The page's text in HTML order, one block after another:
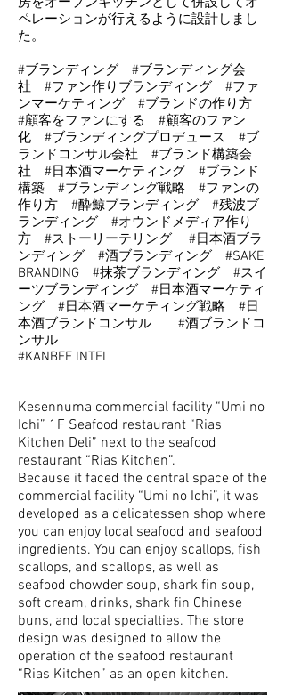
ペレーションが行えるように設計しまし
た。
#ブランディング #ブランディング会
社 #ファン作りブランディング #ファ
ンマーケティング #ブランドの作り方
#顧客をファンにする #顧客のファン
化 #ブランディングプロデュース #ブ
ランドコンサル会社 #ブランド構築会
社 #日本酒マーケティング #ブランド
構築 #ブランディング戦略 #ファンの
作り方 #酔鯨ブランディング #残波ブ
ランディング #オウンドメディア作り
方 #ストーリーテリング #日本酒ブラ
ンディング #酒ブランディング #SAKE
BRANDING #抹茶ブランディング #スイ
ーツブランディング #日本酒マーケティ
ング #日本酒マーケティング戦略 #日
本酒ブランドコンサル #酒ブランドコ
ンサル
#KANBEE INTEL
Kesennuma commercial facility “Umi no
Ichi” 1F Seafood restaurant “Rias
Kitchen Deli” next to the seafood
restaurant “Rias Kitchen”.
Because it faced the central space of the
commercial facility “Umi no Ichi”, it was
developed as a delicatessen shop where
you can enjoy local seafood and seafood
ingredients. You can enjoy scallops, fish
scallops, and scallops, as well as
seafood chowder soup, shark fin soup,
soft cream, drinks, shark fin Chinese
buns, and local specialties. The store
design was designed to allow the
operation of the seafood restaurant
“Rias Kitchen” as an open kitchen.